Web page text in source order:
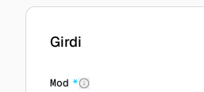
MiniMax Image 01 ile oluşturun
Girdi
Mod *